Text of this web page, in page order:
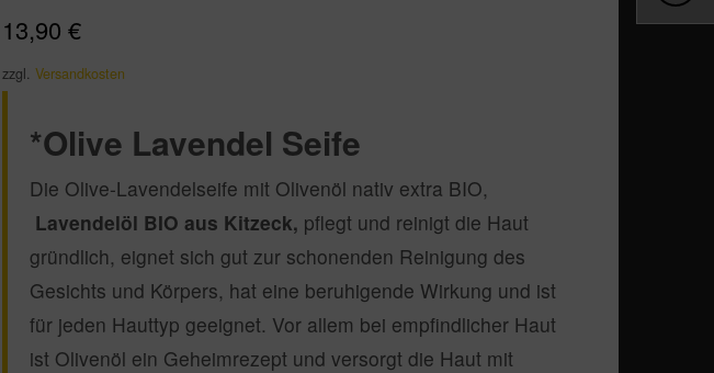
13,90 €
zzgl. Versandkosten
*Olive Lavendel Seife
Die Olive-Lavendelseife mit Olivenöl nativ extra BIO,
Lavendelöl BIO aus Kitzeck, pflegt und reinigt die Haut
gründlich, eignet sich gut zur schonenden Reinigung des
Gesichts und Körpers, hat eine beruhigende Wirkung und ist
für jeden Hauttyp geeignet. Vor allem bei empfindlicher Haut
ist Olivenöl ein Geheimrezept und versorgt die Haut mit